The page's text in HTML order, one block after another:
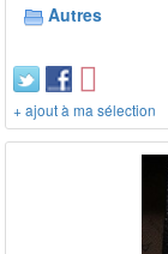
Autres
+ ajout à ma sélection